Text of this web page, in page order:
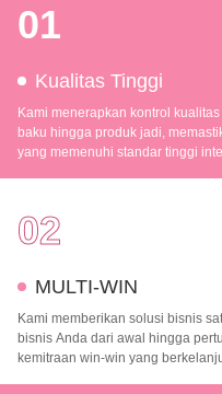
01
Kualitas Tinggi
Kami menerapkan kontrol
baku hingga produk jadi,
yang memenuhi standar tinggi
02
MULTI-WIN
Kami memberikan solusi bisnis
bisnis Anda dari awal hingga
kemitraan win-win yang